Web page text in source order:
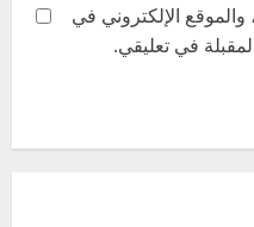
الإلكتروني في
في تعليقي.